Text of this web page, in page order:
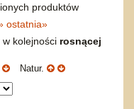
produktów
ostatnia»
w kolejności rosnącej
Natur.